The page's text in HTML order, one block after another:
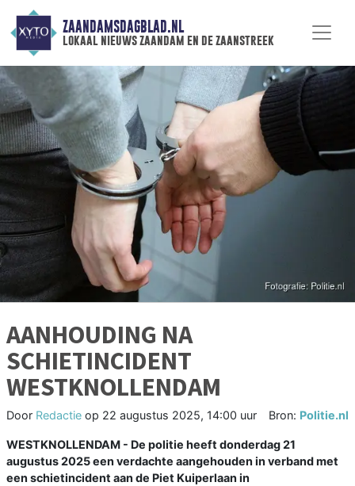
ZAANDAMSDAGBLAD.NL
lokaal nieuws zaandam en de zaanstreek
AANHOUDING NA
SCHIETINCIDENT
WESTKNOLLENDAM
Door Redactie op 22 augustus 2025, 14:00 uur Bron: Politie.nl
WESTKNOLLENDAM - De politie heeft donderdag 21
augustus 2025 een verdachte aangehouden in verband met
een schietincident aan de Piet Kuiperlaan in